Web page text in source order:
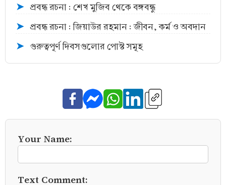
➤ প্রবন্ধ রচনা : শেখ মুজিব থেকে বঙ্গবন্ধু
➤ প্রবন্ধ রচনা : জিয়াউর রহমান : জীবন, কর্ম ও অবদান
➤ গুরুত্বপূর্ণ দিবসগুলোর পোস্ট সমূহ
Your Name:
Text Comment: